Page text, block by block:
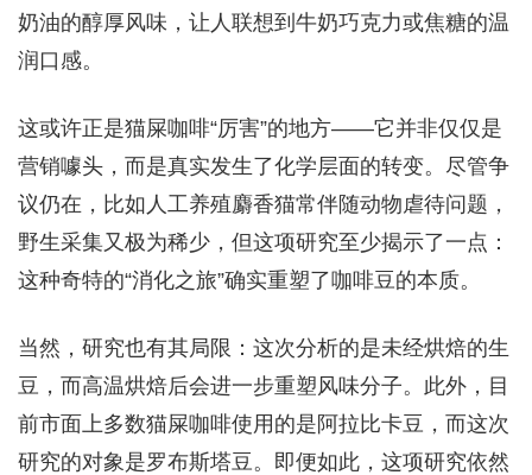
奶油的醇厚风味，让人联想到牛奶巧克力或焦糖的温
润口感。
这或许正是猫屎咖啡“厉害”的地方——它并非仅仅是
营销噱头，而是真实发生了化学层面的转变。尽管争
议仍在，比如人工养殖麝香猫常伴随动物虐待问题，
野生采集又极为稀少，但这项研究至少揭示了一点：
这种奇特的“消化之旅”确实重塑了咖啡豆的本质。
当然，研究也有其局限：这次分析的是未经烘焙的生
豆，而高温烘焙后会进一步重塑风味分子。此外，目
前市面上多数猫屎咖啡使用的是阿拉比卡豆，而这次
研究的对象是罗布斯塔豆。即便如此，这项研究依然